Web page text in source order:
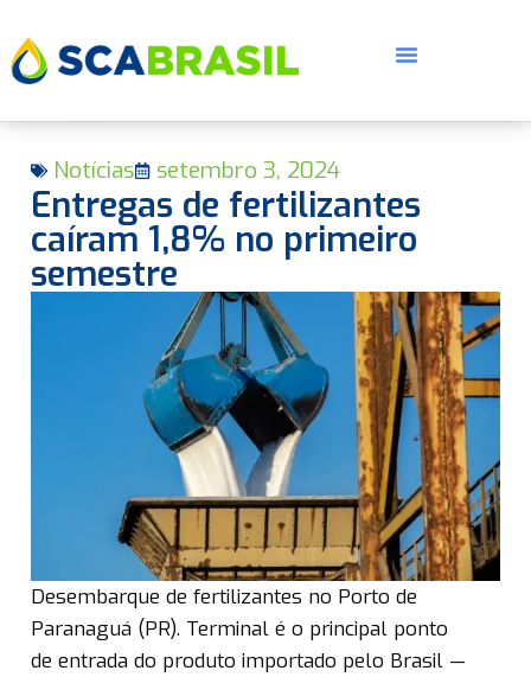
Notícias setembro 3, 2024
Entregas de fertilizantes
caíram 1,8% no primeiro
semestre
Desembarque de fertilizantes no Porto de
Paranaguá (PR). Terminal é o principal ponto
de entrada do produto importado pelo Brasil —